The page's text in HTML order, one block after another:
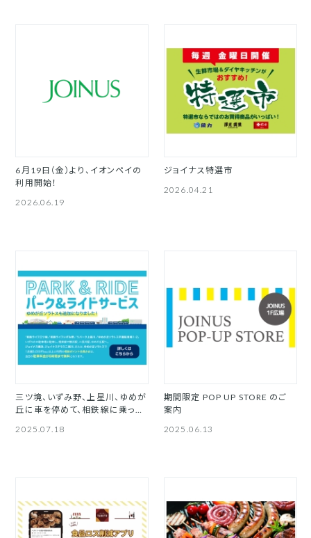
6月19日（金）より、イオンペイの
利用開始！
2026.06.19
ジョイナス特選市
2026.04.21
三ツ境、いずみ野、上星川、ゆめが
丘に車を停めて、相鉄線に乗って
ス
2025.07.18
期間限定 POP UP STORE のご
案内
2025.06.13